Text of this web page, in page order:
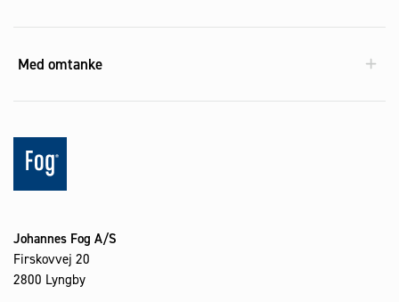
Med omtanke
Johannes Fog A/S
Firskovvej 20
2800 Lyngby